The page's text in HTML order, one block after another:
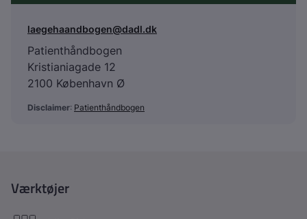
laegehaandbogen@dadl.dk
Patienthåndbogen
Kristianiagade 12
2100 København Ø
Disclaimer: Patienthåndbogen